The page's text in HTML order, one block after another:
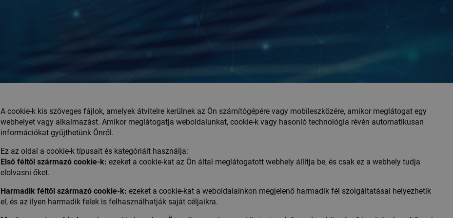
A cookie-k kis szöveges fájlok, amelyek átvitelre kerülnek az Ön számítógépére vagy mobileszközére, amikor meglátogat egy
webhelyet vagy alkalmazást. Amikor meglátogatja weboldalunkat, cookie-k vagy hasonló technológia révén automatikusan
információkat gyűjthetünk Önről.
Ez az oldal a cookie-k típusait és kategóriáit használja:
Első féltől származó cookie-k: ezeket a cookie-kat az Ön által meglátogatott webhely állítja be, és csak ez a webhely tudja
elolvasni őket.
Harmadik féltől származó cookie-k: ezeket a cookie-kat a weboldalainkon megjelenő harmadik fél szolgáltatásai helyezhetik
el, és az ilyen harmadik felek is felhasználhatják saját céljaikra.